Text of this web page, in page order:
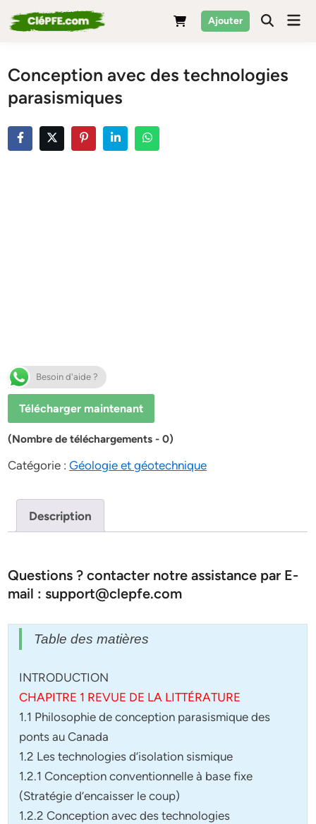
to
Ajouter
Conception avec des technologies
parasismiques
Besoin d'aide ?
Télécharger maintenant
(Nombre de téléchargements - 0)
Catégorie :Géologie et géotechnique
Description
Questions ? contacter notre assistance par E-
mail : support@clepfe.com
Table des matières
INTRODUCTION
CHAPITRE 1 REVUE DE LA LITTÉRATURE
1.1 Philosophie de conception parasismique des
ponts au Canada
1.2 Les technologies d’isolation sismique
1.2.1 Conception conventionnelle à base fixe
(Stratégie d’encaisser le coup)
1.2.2 Conception avec des technologies